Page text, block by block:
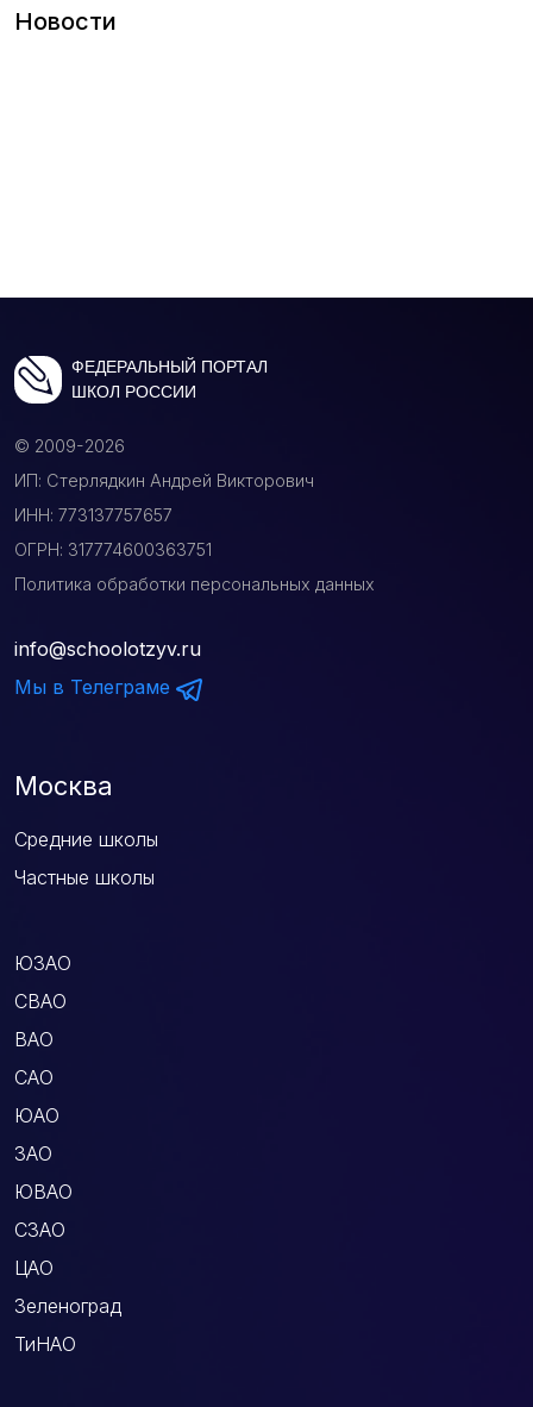
Новости
ФЕДЕРАЛЬНЫЙ ПОРТАЛ
ШКОЛ РОССИИ
© 2009-2026
ИП: Стерлядкин Андрей Викторович
ИНН: 773137757657
ОГРН: 317774600363751
Политика обработки персональных данных
info@schoolotzyv.ru
Мы в Телеграме
Москва
Средние школы
Частные школы
ЮЗАО
СВАО
ВАО
САО
ЮАО
ЗАО
ЮВАО
СЗАО
ЦАО
Зеленоград
ТиНАО